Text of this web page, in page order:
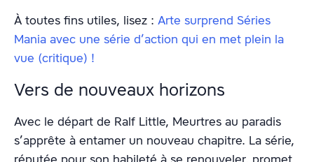
À toutes fins utiles, lisez : Arte surprend Séries
Mania avec une série d’action qui en met plein la
vue (critique) !
Vers de nouveaux horizons
Avec le départ de Ralf Little, Meurtres au paradis
s’apprête à entamer un nouveau chapitre. La série,